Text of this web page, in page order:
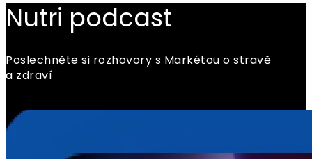
Nutri podcast
Poslechněte si rozhovory s Markétou o stravě
a zdraví